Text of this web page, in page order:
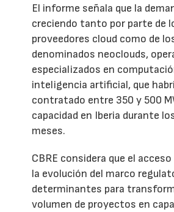
El informe señala que la
creciendo tanto por parte de
proveedores cloud como de
denominados neoclouds,
especializados en
inteligencia artificial, que
contratado entre 350 y 500
capacidad en Iberia durante
meses.
CBRE considera que el
la evolución del marco
determinantes para
volumen de proyectos en